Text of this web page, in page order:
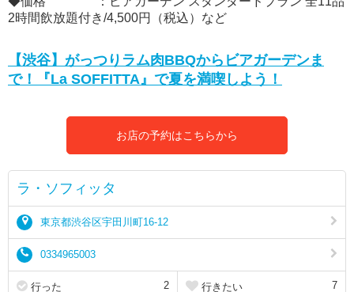
2時間飲放題付き/4,500円（税込）など
【渋谷】がっつりラム肉BBQからビアガーデンま
で！『La SOFFITTA』で夏を満喫しよう！
お店の予約はこちらから
ラ・ソフィッタ
東京都渋谷区宇田川町16-12
0334965003
行った 2 行きたい 7